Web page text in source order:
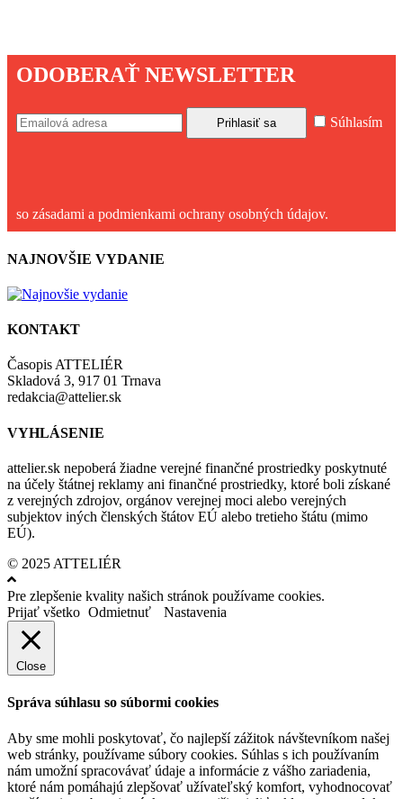
ODOBERAŤ NEWSLETTER
Súhlasím
so zásadami a podmienkami ochrany osobných údajov.
NAJNOVŠIE VYDANIE
KONTAKT
Časopis ATTELIÉR
Skladová 3, 917 01 Trnava
redakcia@attelier.sk
VYHLÁSENIE
attelier.sk nepoberá žiadne verejné finančné prostriedky poskytnuté
na účely štátnej reklamy ani finančné prostriedky, ktoré boli získané
z verejných zdrojov, orgánov verejnej moci alebo verejných
subjektov iných členských štátov EÚ alebo tretieho štátu (mimo
EÚ).
© 2025 ATTELIÉR
Pre zlepšenie kvality našich stránok používame cookies.
Prijať všetko Odmietnuť Nastavenia
Close
Správa súhlasu so súbormi cookies
Aby sme mohli poskytovať, čo najlepší zážitok návštevníkom našej
web stránky, používame súbory cookies. Súhlas s ich používaním
nám umožní spracovávať údaje a informácie z vášho zariadenia,
ktoré nám pomáhajú zlepšovať užívateľský komfort, vyhodnocovať